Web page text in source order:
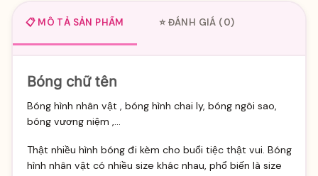
📋 MÔ TẢ SẢN PHẨM ⭐ ĐÁNH GIÁ (0)
Bóng chữ tên
Bóng hình nhân vật , bóng hình chai ly, bóng ngôi sao,
bóng vương niệm ,...
Thật nhiều hình bóng đi kèm cho buổi tiệc thật vui. Bóng
hình nhân vật có nhiều size khác nhau, phổ biến là size